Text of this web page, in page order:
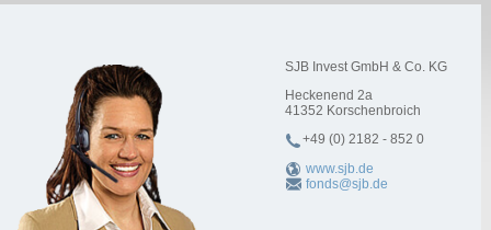
SJB Invest GmbH & Co. KG
Heckenend 2a
41352 Korschenbroich
+49 (0) 2182 - 852 0
www.sjb.de
fonds@sjb.de